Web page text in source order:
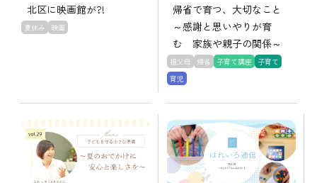
北区に映画館が?!
夏休み 映画
帰省で育つ、大切なこと
～感謝と思いやりが育
む 家族や親子の関係～
祖父母 帰省 子育て講座 子育て
育児